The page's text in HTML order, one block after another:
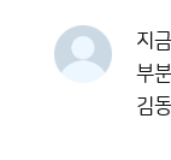
지
부
김